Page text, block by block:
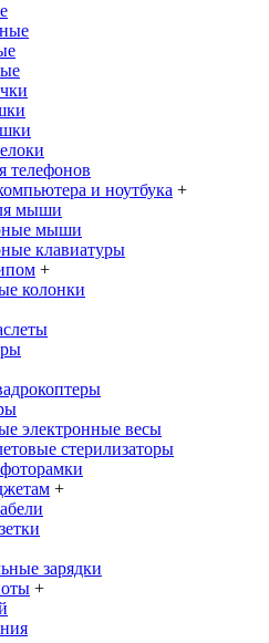
телефонов
и ноутбука +
мыши
мыши
клавиатуры
+
колонки
электронные весы
стерилизаторы
+
зарядки
+